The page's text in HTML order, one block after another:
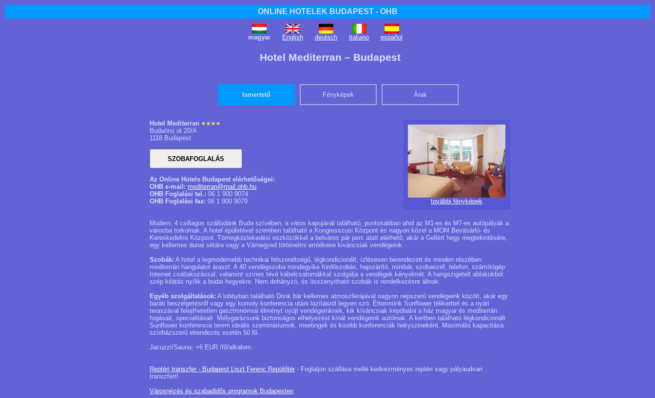
ONLINE HOTELEK BUDAPEST - OHB
magyar English deutsch italiano español
Hotel Mediterran – Budapest
Ismertető Fényképek Árak
további fényképek
Hotel Mediterran
Budaörsi út 20/A
1118 Budapest
Az Online Hotels Budapest elérhetőségei:
OHB e-mail: mediterran@mail.ohb.hu
OHB Foglalási tel.: 06 1 900 9074
OHB Foglalási fax: 06 1 900 9079
Modern, 4 csillagos szállodánk Buda szívében, a város kapujánál található, pontosabban ahol az M1-es és M7-es autópályák a
városba torkolnak. A hotel épületével szemben található a Kongresszusi Központ és nagyon közel a MOM Bevásárló- és
Kereskedelmi Központ. Tömegközlekedési eszközökkel a belváros pár perc alatt elérhető, akár a Gellért hegy megtekintésére,
egy kellemes dunai sétára vagy a Várnegyed történelmi emlékeire kiváncsiak vendégeink.
Szobák: A hotel a legmodernebb technikai felszereltségű, légkondicionált, ízlésesen berendezett és minden részében
mediterrán hangulatot áraszt. A 40 vendégszoba mindegyike fürdőszobás, hajszárító, minibár, szobaszéf, telefon, számítógép
Internet csatlakozással, valamint színes tévé kábelcsatornákkal szolgálja a vendégek kényelmét. A hangszigetelt ablakokból
szép kilátás nyílik a budai hegyekre. Nem dohányzó, és összenyitható szobák is rendelkezésre állnak.
Egyéb szolgáltatások: A lobbyban található Drink bár kellemes atmoszférájával nagyon népszerű vendégeink között, akár egy
baráti beszélgetésről vagy egy komoly konferencia utáni lazításról legyen szó. Éttermünk Sunflower télikerttel és a nyári
teraszával felejthetetlen gasztronómiai élményt nyújt vendégeinknek, kik kíváncsiak kirpóbálni a ház magyar és mediterrán
fogásait, specialitásait. Mélygarázsunk biztonságos elhelyezést kínál vendégeink autóinak. A kertben található légkondicionált
Sunflower konferencia terem ideális szemináriumok, meetingek és kisebb konferenciák hekyszineként. Maximális kapacitása
színházszerű elrendezés esetén 50 fő.
Jacuzzi/Sauna: +6 EUR /fő/alkalom
Reptéri transzfer - Budapest Liszt Ferenc Repülőtér - Foglaljon szállása mellé kedvezményes reptéri vagy pályaudvari
transzfert!
Városnézés és szabadidős programok Budapesten